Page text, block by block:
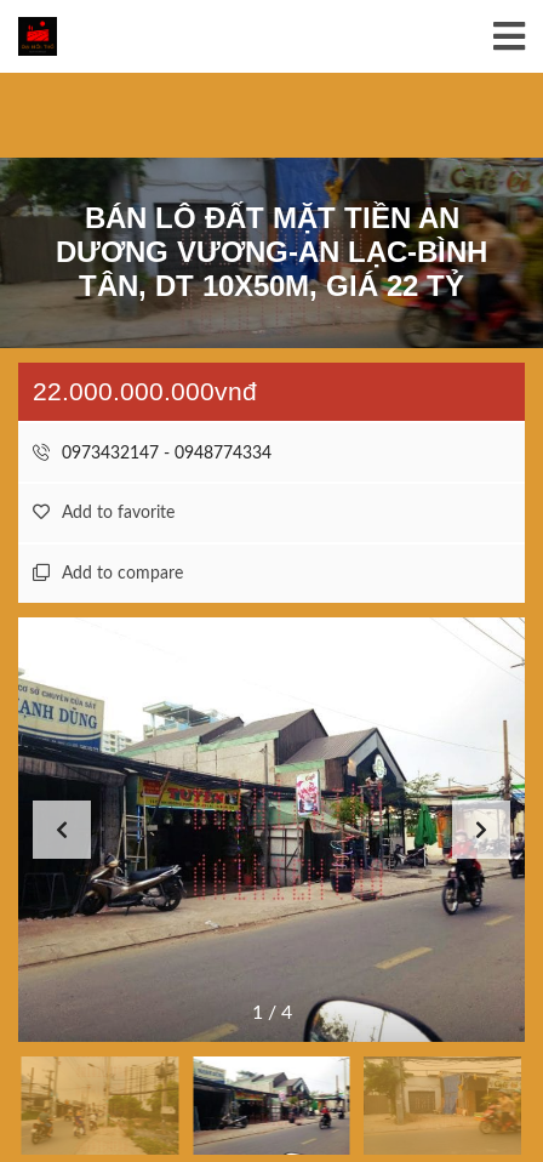
BÁN LÔ ĐẤT MẶT TIỀN AN
DƯƠNG VƯƠNG-AN LẠC-BÌNH
TÂN, DT 10X50M, GIÁ 22 TỶ
22.000.000.000vnđ
0973432147 - 0948774334
Add to favorite
Add to compare
1 / 4